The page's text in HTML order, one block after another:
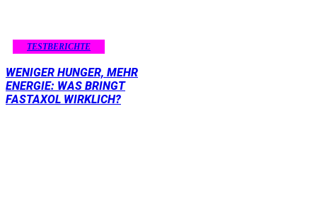
TESTBERICHTE
WENIGER HUNGER, MEHR
ENERGIE: WAS BRINGT
FASTAXOL WIRKLICH?